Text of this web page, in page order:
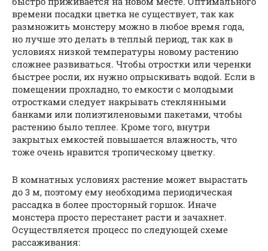
времени посадки цветка не существует, так как
размножить монстеру можно в любое время года,
но лучше это делать в теплый период, так как в
условиях низкой температуры новому растению
сложнее развиваться. Чтобы отростки или черенки
быстрее росли, их нужно опрыскивать водой. Если в
помещении прохладно, то емкости с молодыми
отростками следует накрывать стеклянными
банками или полиэтиленовыми пакетами, чтобы
растению было теплее. Кроме того, внутри
закрытых емкостей повышается влажность, что
тоже очень нравится тропическому цветку.
В комнатных условиях растение может вырастать
до 3 м, поэтому ему необходима периодическая
рассадка в более просторный горшок. Иначе
монстера просто перестанет расти и зачахнет.
Осуществляется процесс по следующей схеме
рассаживания: